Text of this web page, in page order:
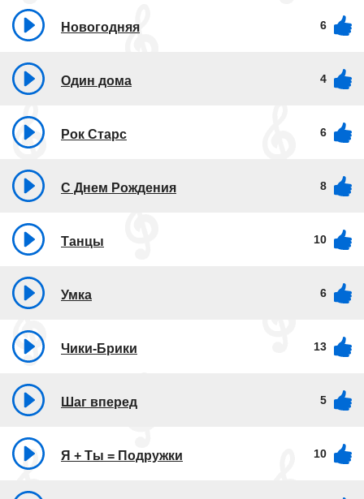
Новогодняя 6
Один дома 4
Рок Старс 6
С Днем Рождения 8
Танцы 10
Умка 6
Чики-Брики 13
Шаг вперед 5
Я + Ты = Подружки 10